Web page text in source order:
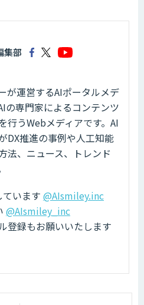
集部
が運営するAIポータルメデ
の専門家によるコンテンツ
行うWebメディアです。AI
DX推進の事例や人工知能
法、ニュース、トレンド
ています @AIsmiley.inc
@AIsmiley_inc
登録もお願いいたします